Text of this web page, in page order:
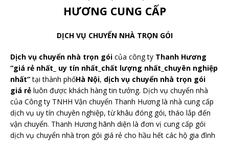
HƯƠNG CUNG CẤP
DỊCH VỤ CHUYỂN NHÀ TRỌN GÓI
Dịch vụ chuyển nhà trọn gói của công ty Thanh Hương
“giá rẻ nhất_ uy tín nhất_chất lượng nhất_chuyên nghiệp
nhất”tại thành phốHà Nội, dịch vụ chuyển nhà trọn gói
giá rẻ luôn được khách hàng tin tưởng. Dịch vụ chuyển nhà
của Công ty TNHH Vận chuyển Thanh Hương là nhà cung cấp
dịch vụ uy tín chuyên nghiệp, từ khâu đóng gói, tháo lắp đến
vận chuyển. Thanh Hương hãnh diện là đơn vị cung cấp gói
dịch vụ chuyển nhà trọn gói giá rẻ cho hầu hết các hộ gia đình